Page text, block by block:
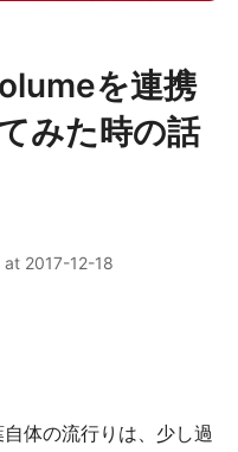
を連携
みた時の話
at 2017-12-18
体の流行りは、少し過